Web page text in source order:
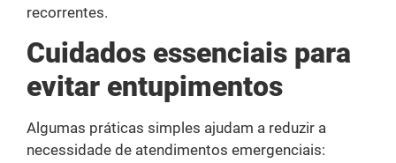
recorrentes.
Cuidados essenciais para
evitar entupimentos
Algumas práticas simples ajudam a reduzir a
necessidade de atendimentos emergenciais: